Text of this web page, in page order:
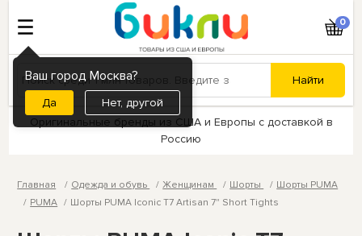
Ваш город Москва?
Нет, другой
0
Оригинальные бренды из США и Европы с доставкой в
Россию
Главная Одежда и обувь Женщинам Шорты
Шорты PUMA
PUMA
Шорты PUMA Iconic T7 Artisan 7" Short Tights